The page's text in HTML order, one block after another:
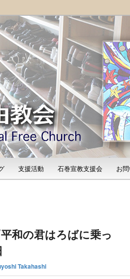
（Ishinomaki
宣教支援会」によって支えられる新し
支援活動 石巻宣教支援会 お
和の君はろばに乗っ
Takahashi